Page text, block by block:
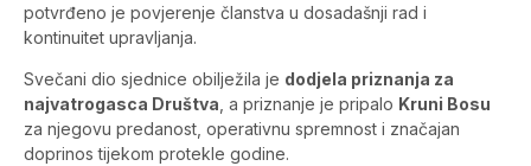
potvrđeno je povjerenje članstva u dosadašnji rad i
kontinuitet upravljanja.
Svečani dio sjednice obilježila je dodjela priznanja za
najvatrogasca Društva , a priznanje je pripalo Kruni Bosu
za njegovu predanost, operativnu spremnost i značajan
doprinos tijekom protekle godine.